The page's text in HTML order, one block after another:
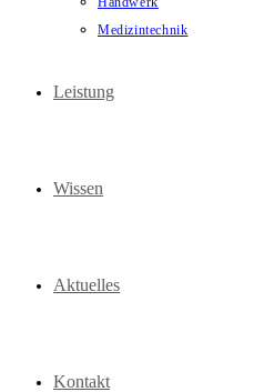
Medizintechnik
Leistung
Wissen
Aktuelles
Kontakt